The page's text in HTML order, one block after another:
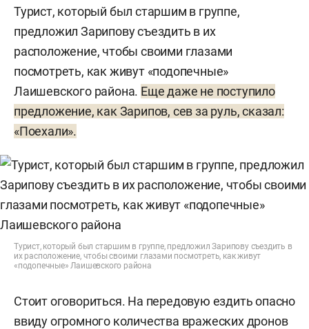
Турист, который был старшим в группе,
предложил Зарипову съездить в их
расположение, чтобы своими глазами
посмотреть, как живут «подопечные»
Лаишевского района. Еще даже не поступило
предложение, как Зарипов, сев за руль, сказал:
«Поехали».
Турист, который был старшим в группе, предложил Зарипову съездить в
их расположение, чтобы своими глазами посмотреть, как живут
«подопечные» Лаишевского района
Стоит оговориться. На передовую ездить опасно
ввиду огромного количества вражеских дронов